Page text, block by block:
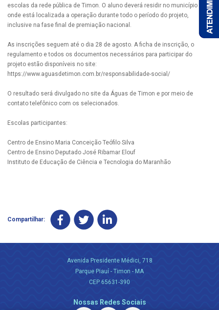
escolas da rede pública de Timon. O aluno deverá residir no município
onde está localizada a operação durante todo o período do projeto,
inclusive na fase final de premiação nacional.
As inscrições seguem até o dia 28 de agosto. A ficha de inscrição, o
regulamento e todos os documentos necessários para participar do
projeto estão disponíveis no site:
https://www.aguasdetimon.com.br/responsabilidade-social/
O resultado será divulgado no site da Águas de Timon e por meio de
contato telefônico com os selecionados.
Escolas participantes:
Centro de Ensino Maria Conceição Teófilo Silva
Centro de Ensino Deputado José Ribamar Elouf
Instituto de Educação de Ciência e Tecnologia do Maranhão
Compartilhar:
Avenida Presidente Médici, 718
Parque Piauí - Timon - MA
CEP 65631-390
Nossas Redes Sociais